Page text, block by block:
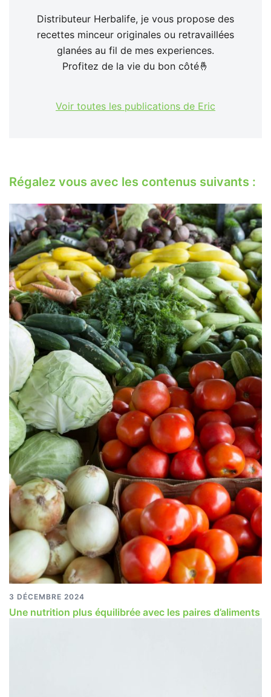
Distributeur Herbalife, je vous propose des
recettes minceur originales ou retravaillées
glanées au fil de mes experiences.
Profitez de la vie du bon côté🤞
Voir toutes les publications de Eric
Régalez vous avec les contenus suivants :
3 DÉCEMBRE 2024
Une nutrition plus équilibrée avec les paires d’aliments